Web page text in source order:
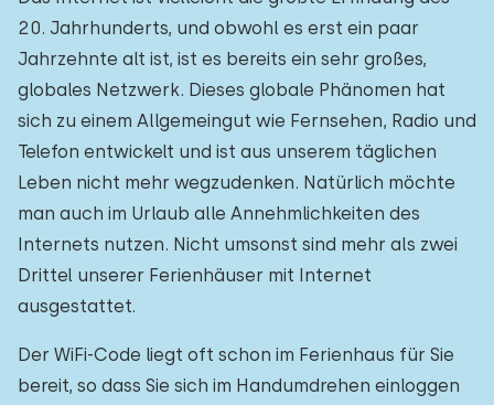
20. Jahrhunderts, und obwohl es erst ein paar
Jahrzehnte alt ist, ist es bereits ein sehr großes,
globales Netzwerk. Dieses globale Phänomen hat
sich zu einem Allgemeingut wie Fernsehen, Radio und
Telefon entwickelt und ist aus unserem täglichen
Leben nicht mehr wegzudenken. Natürlich möchte
man auch im Urlaub alle Annehmlichkeiten des
Internets nutzen. Nicht umsonst sind mehr als zwei
Drittel unserer Ferienhäuser mit Internet
ausgestattet.
Der WiFi-Code liegt oft schon im Ferienhaus für Sie
bereit, so dass Sie sich im Handumdrehen einloggen